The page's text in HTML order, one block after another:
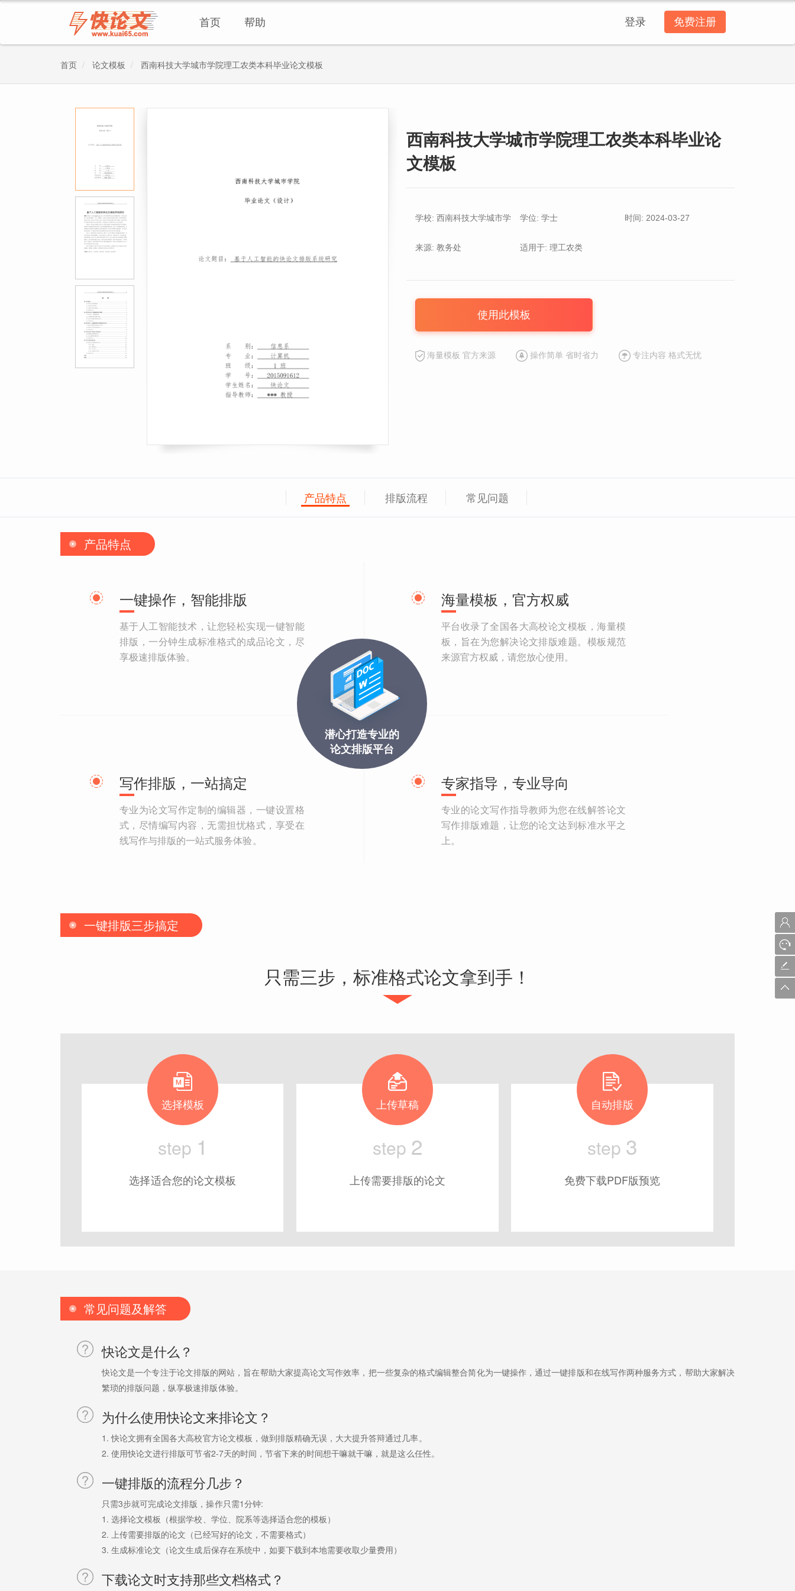
首页 帮助 登录 免费注册
首页 论文模板 西南科技大学城市学院理工农类本科毕业论文模板
西南科技大学城市学院理工农类本科毕业论
文模板
学校: 西南科技大学城市学
学位: 学士 时间: 2024-03-27
来源: 教务处 适用于: 理工农类
使用此模板
海量模板 官方来源 操作简单 省时省力 专注内容 格式无忧
产品特点 排版流程 常见问题
产品特点
潜心打造专业的
论文排版平台
一键操作，智能排版
基于人工智能技术，让您轻松实现一键智能
排版，一分钟生成标准格式的成品论文，尽
享极速排版体验。
海量模板，官方权威
平台收录了全国各大高校论文模板，海量模
板，旨在为您解决论文排版难题。模板规范
来源官方权威，请您放心使用。
写作排版，一站搞定
专业为论文写作定制的编辑器，一键设置格
式，尽情编写内容，无需担忧格式，享受在
线写作与排版的一站式服务体验。
专家指导，专业导向
专业的论文写作指导教师为您在线解答论文
写作排版难题，让您的论文达到标准水平之
上。
一键排版三步搞定
只需三步，标准格式论文拿到手！
选择模板
step 1
选择适合您的论文模板
上传草稿
step 2
上传需要排版的论文
自动排版
step 3
免费下载PDF版预览
常见问题及解答
快论文是什么？
快论文是一个专注于论文排版的网站，旨在帮助大家提高论文写作效率，把一些复杂的格式编辑整合简化为一键操作，通过一键排版和在线写作两种服务方式，帮助大家解决
繁琐的排版问题，纵享极速排版体验。
为什么使用快论文来排论文？
1. 快论文拥有全国各大高校官方论文模板，做到排版精确无误，大大提升答辩通过几率。
2. 使用快论文进行排版可节省2-7天的时间，节省下来的时间想干嘛就干嘛，就是这么任性。
一键排版的流程分几步？
只需3步就可完成论文排版，操作只需1分钟:
1. 选择论文模板（根据学校、学位、院系等选择适合您的模板）
2. 上传需要排版的论文（已经写好的论文，不需要格式）
3. 生成标准论文（论文生成后保存在系统中，如要下载到本地需要收取少量费用）
下载论文时支持那些文档格式？